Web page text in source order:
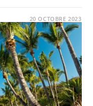
20 OCTOBRE 2023